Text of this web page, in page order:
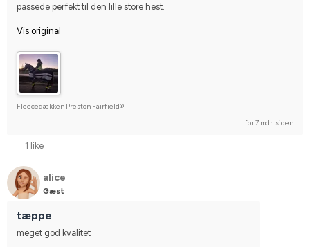
passede perfekt til den lille store hest.
Vis original
Fleecedækken Preston Fairfield®
for 7 mdr. siden
1 like
alice
Gæst
tæppe
meget god kvalitet